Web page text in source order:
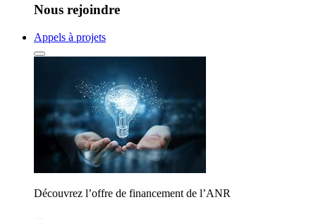
Nous rejoindre
Appels à projets
Découvrez l’offre de financement de l’ANR